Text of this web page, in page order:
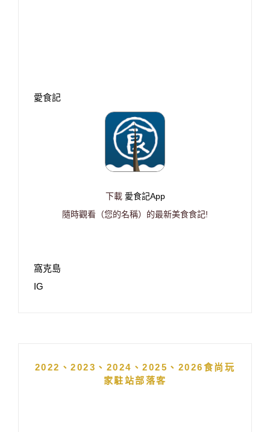
愛食記
下載 愛食記App
隨時觀看（您的名稱）的最新美食食記!
窩克島
IG
2022、2023、2024、2025、2026食尚玩
家駐站部落客